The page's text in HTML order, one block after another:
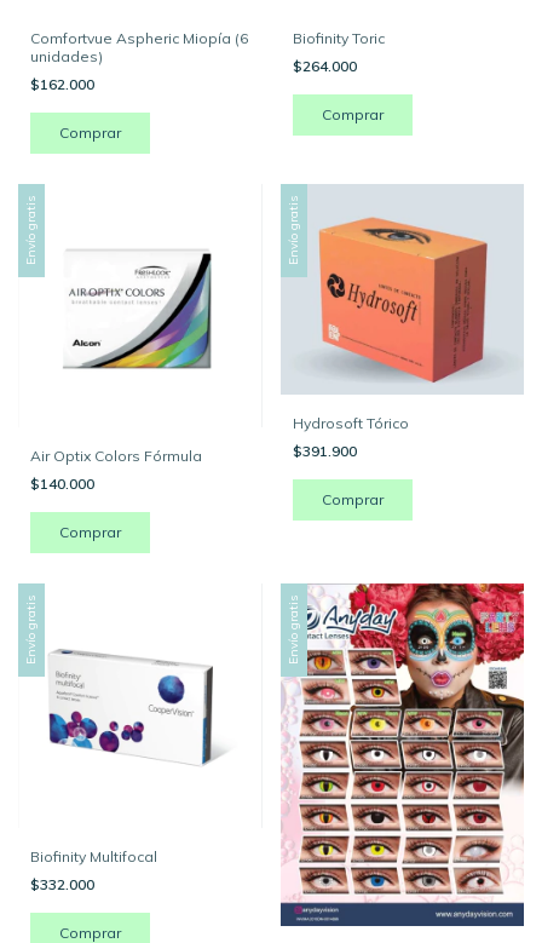
Comfortvue Aspheric Miopía (6
unidades)
$162.000
Comprar
Biofinity Toric
$264.000
Envío gratis
Air Optix Colors Fórmula
$140.000
Comprar
Envío gratis
Hydrosoft Tórico
$391.900
Comprar
Envío gratis
Biofinity Multifocal
$332.000
Envío gratis